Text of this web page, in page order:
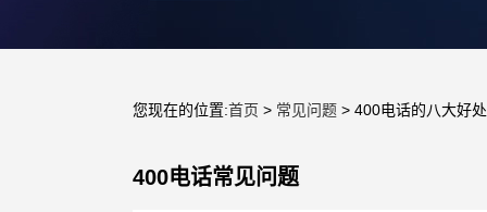
您现在的位置:首页 > 常见问题 > 400电话的八大好处
400电话常见问题